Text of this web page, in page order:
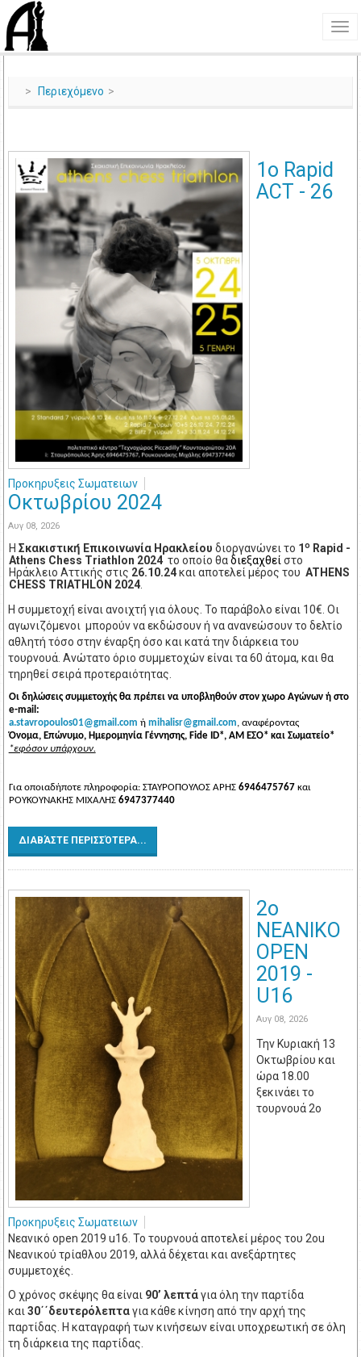
Περιεχόμενο
Προκηρυξεις Σωματειων
1ο Rapid
ACT - 26
Οκτωβρίου 2024
Αυγ 08, 2026
Η Σκακιστική́ Επικοινωνία Ηρακλείου διοργανώνει το 1 ο Rapid -
Athens Chess Triathlon 2024 το οποίο θαδιεξαχθεί στο
Ηράκλειο Αττικής στις 26.10.24και αποτελεί μέρος του ATHENS
CHESS TRIATHLON 2024.
Η συμμετοχή́ είναι ανοιχτή́ για όλους. Το παράβολο είναι 10€. Οι
αγωνιζόμενοι μπορούν να εκδώσουν ή να ανανεώσουν το δελτίο
αθλητή τόσο στην έναρξη όσο και κατά την διάρκεια του
τουρνουά. Ανώτατο όριο συμμετοχών είναι τα 60 άτομα, και θα
τηρηθεί σειρά προτεραιότητας.
Οι δηλώσεις συμμετοχής θα πρέπει να υποβληθούν στον χωρο Αγώνων ή στο
e-mail:
ή
, αναφέροντας
Όνομα, Επώνυμο, Ημερομηνία Γέννησης, Fide ID*, ΑΜ ΕΣΟ* και Σωματείο*
*εφόσον υπάρχουν.
Για οποιαδήποτε πληροφορία: ΣΤΑΥΡΟΠΟΥΛΟΣ ΑΡΗΣ 6946475767και
ΡΟΥΚΟΥΝΑΚΗΣ ΜΙΧΑΛΗΣ 6947377440
ΔΙΑΒΆΣΤΕ ΠΕΡΙΣΣΌΤΕΡΑ...
Προκηρυξεις Σωματειων
2o
ΝΕΑΝΙΚΟ
OPEN
2019 -
U16
Αυγ 08, 2026
Την Κυριακή 13
Οκτωβρίου και
ώρα 18.00
ξεκινάει το
τουρνουά 2ο
Νεανικό open 2019 u16. To τουρνουά αποτελεί μέρος του 2ou
Νεανικού τρίαθλου 2019, αλλά δέχεται και ανεξάρτητες
συμμετοχές.
Ο χρόνος σκέψης θα είναι 90’ λεπτάγια όλη την παρτίδα
και30΄΄δευτερόλεπταγια κάθε κίνηση από την αρχή της
παρτίδας. Η καταγραφή των κινήσεων είναι υποχρεωτική σε όλη
τη διάρκεια της παρτίδας.